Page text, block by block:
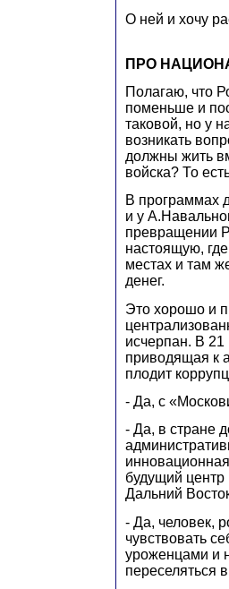
О ней и хочу
ПРО
Полагаю, что
поменьше и
таковой, но у
возникать
должны жить
войска? То
В программах
и у
превращении
настоящую,
местах и там
денег.
Это хорошо и
исчерпан. В 21
приводящая к
плодит
- Да, с
- Да, в стране
будущий центр
Дальний
- Да, человек,
чувствовать
уроженцами и
переселяться